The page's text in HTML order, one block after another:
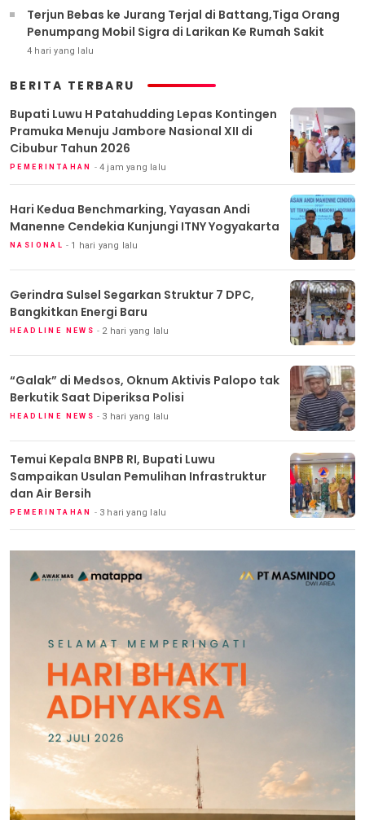
Terjun Bebas ke Jurang Terjal di Battang,Tiga Orang
Penumpang Mobil Sigra di Larikan Ke Rumah Sakit
4 hari yang lalu
BERITA TERBARU
Bupati Luwu H Patahudding Lepas Kontingen
Pramuka Menuju Jambore Nasional XII di
Cibubur Tahun 2026
PEMERINTAHAN 4 jam yang lalu
Hari Kedua Benchmarking, Yayasan Andi
Manenne Cendekia Kunjungi ITNY Yogyakarta
NASIONAL 1 hari yang lalu
Gerindra Sulsel Segarkan Struktur 7 DPC,
Bangkitkan Energi Baru
HEADLINE NEWS 2 hari yang lalu
“Galak” di Medsos, Oknum Aktivis Palopo tak
Berkutik Saat Diperiksa Polisi
HEADLINE NEWS 3 hari yang lalu
Temui Kepala BNPB RI, Bupati Luwu
Sampaikan Usulan Pemulihan Infrastruktur
dan Air Bersih
PEMERINTAHAN 3 hari yang lalu